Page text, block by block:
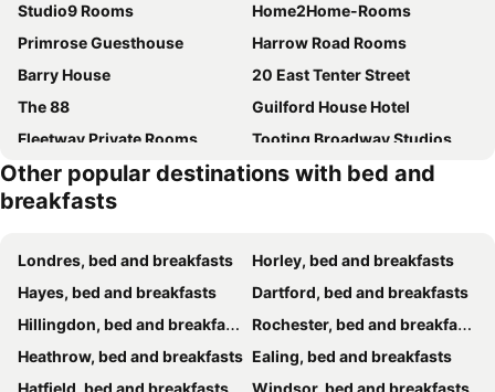
Studio9 Rooms
Home2Home-Rooms
Primrose Guesthouse
Harrow Road Rooms
Barry House
20 East Tenter Street
The 88
Guilford House Hotel
Fleetway Private Rooms
Tooting Broadway Studios & Rooms by PrimeCityHosts
Euston Budget Apartment and Rooms
Anwar House
London Rooms King's Cross
Balham Lodge
Prince Arthur
Keysan House 5
Central London Rooms
B&B Belgravia
Beautiful rooms in PRIME location!
Zozy Clitterhouse
Melrose House
Other popular destinations with bed and
breakfasts
Londres, bed and breakfasts
Horley, bed and breakfasts
Hayes, bed and breakfasts
Dartford, bed and breakfasts
Hillingdon, bed and breakfasts
Rochester, bed and breakfasts
Heathrow, bed and breakfasts Ealing, bed and breakfasts
Hatfield, bed and breakfasts
Windsor, bed and breakfasts